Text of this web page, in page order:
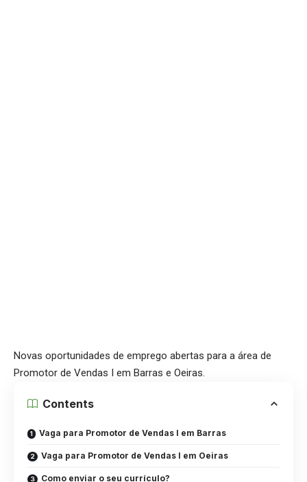
Novas oportunidades de emprego abertas para a área de
Promotor de Vendas I em Barras e Oeiras.
Contents
Vaga para Promotor de Vendas I em Barras
Vaga para Promotor de Vendas I em Oeiras
Como enviar o seu currículo?